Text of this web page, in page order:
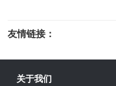
友情链接：
关于我们